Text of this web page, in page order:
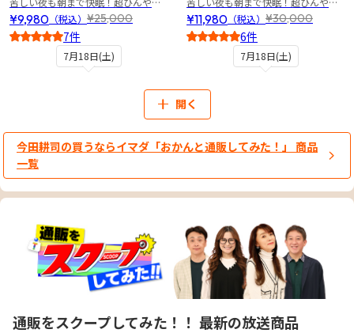
7月18日(土)
寝具2点セット
¥9,980 （税込） ¥25,000
7件
7月18日(土)
寝具2点セット
¥11,980 （税込） ¥30,000
6件
開く
今田耕司の買うならイマダ「おかんと通販してみた！」 商品
一覧
通販をスクープしてみた！！ 最新の放送商品